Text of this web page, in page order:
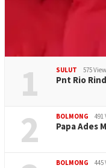
1 SULUT 575
Pnt Rio
2 BOLMONG 491
Papa Ades
BOLMONG 445